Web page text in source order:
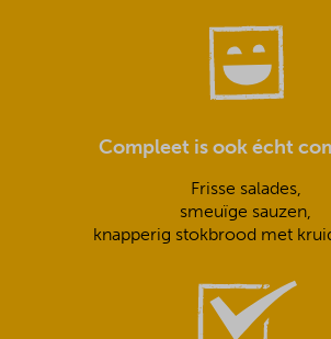
Compleet is ook écht
Frisse salades,
smeuïge sauzen,
knapperig stokbrood met